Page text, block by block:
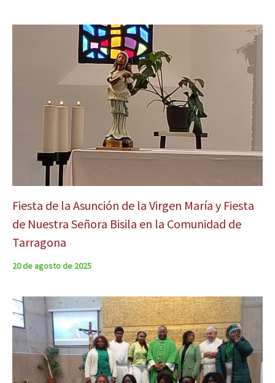
Fiesta de la Asunción de la Virgen María y Fiesta
de Nuestra Señora Bisila en la Comunidad de
Tarragona
20 de agosto de 2025